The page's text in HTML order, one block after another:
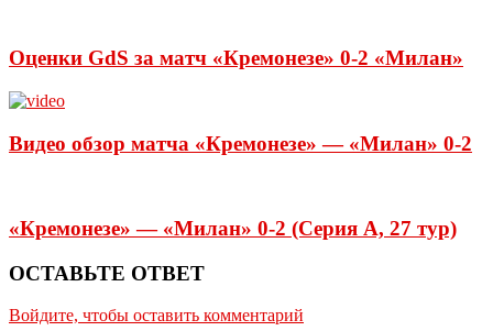
Оценки GdS за матч «Кремонезе» 0-2 «Милан»
Видео обзор матча «Кремонезе» — «Милан» 0-2
«Кремонезе» — «Милан» 0-2 (Серия А, 27 тур)
ОСТАВЬТЕ ОТВЕТ
Войдите, чтобы оставить комментарий